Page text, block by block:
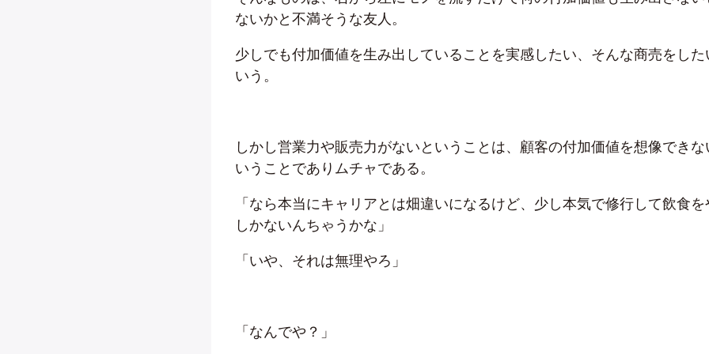
ないかと不満そうな友人。
少しでも付加価値を生み出していることを実感したい、そんな商売をした
いう。
しかし営業力や販売力がないということは、顧客の付加価値を想像できな
いうことでありムチャである。
「なら本当にキャリアとは畑違いになるけど、少し本気で修行して飲食を
しかないんちゃうかな」
「いや、それは無理やろ」
「なんでや？」